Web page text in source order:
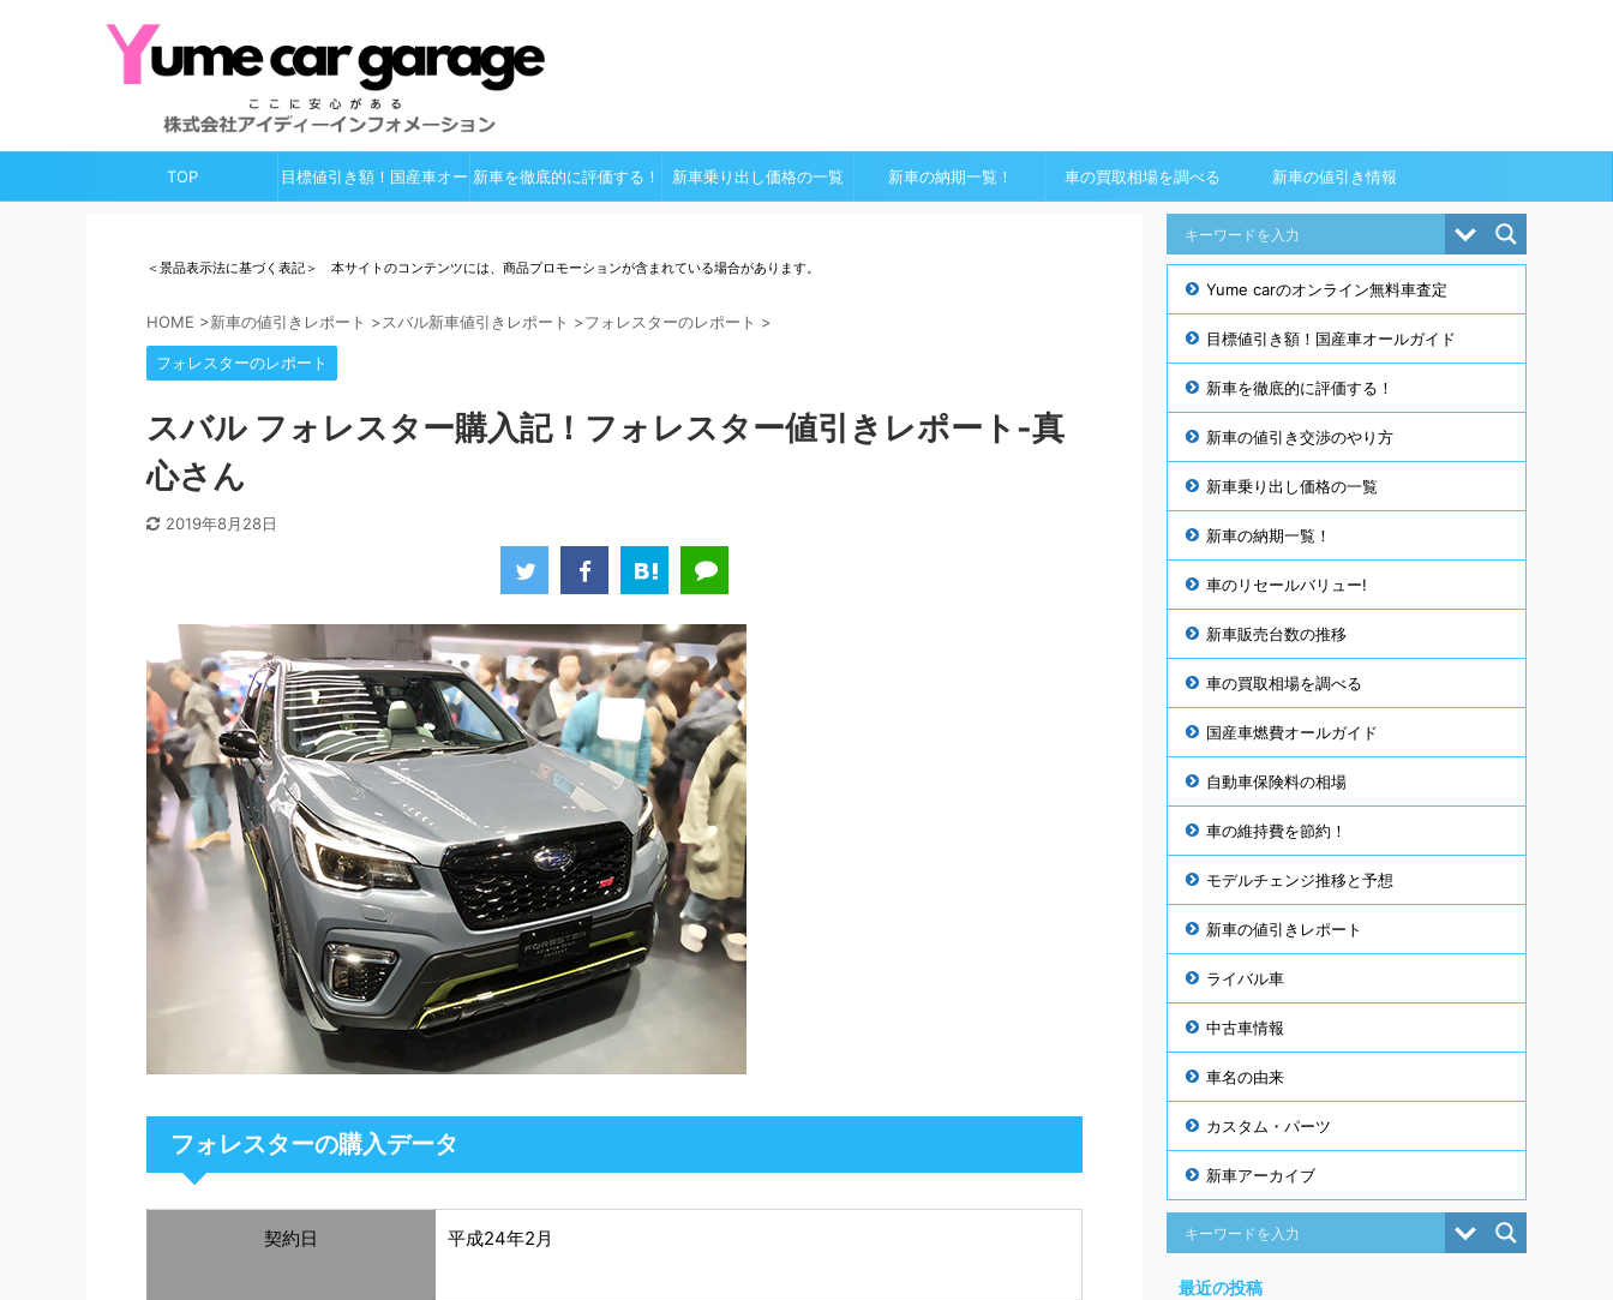
TOP 目標値引き額！国産車オー 新車を徹底的に評価する！ 新車乗り出し価格の一覧 新車の納期一覧！ 車の買取相場を調べる 新車の値引き情報
＜景品表示法に基づく表記＞ 本サイトのコンテンツには、商品プロモーションが含まれている場合があります。
HOME >新車の値引きレポート >スバル新車値引きレポート >フォレスターのレポート >
フォレスターのレポート
スバル フォレスター購入記！フォレスター値引きレポート-真
心さん
2019年8月28日
フォレスターの購入データ
契約日 平成24年2月
Yume carのオンライン無料車査定
目標値引き額！国産車オールガイド
新車を徹底的に評価する！
新車の値引き交渉のやり方
新車乗り出し価格の一覧
新車の納期一覧！
車のリセールバリュー!
新車販売台数の推移
車の買取相場を調べる
国産車燃費オールガイド
自動車保険料の相場
車の維持費を節約！
モデルチェンジ推移と予想
新車の値引きレポート
ライバル車
中古車情報
車名の由来
カスタム・パーツ
新車アーカイブ
最近の投稿